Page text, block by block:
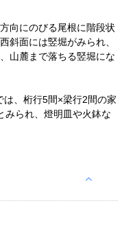
向にのびる尾根に階段状
斜面には竪堀がみられ、
山麓まで落ちる竪堀にな
、桁行5間×梁行2間の家
みられ、燈明皿や火鉢な